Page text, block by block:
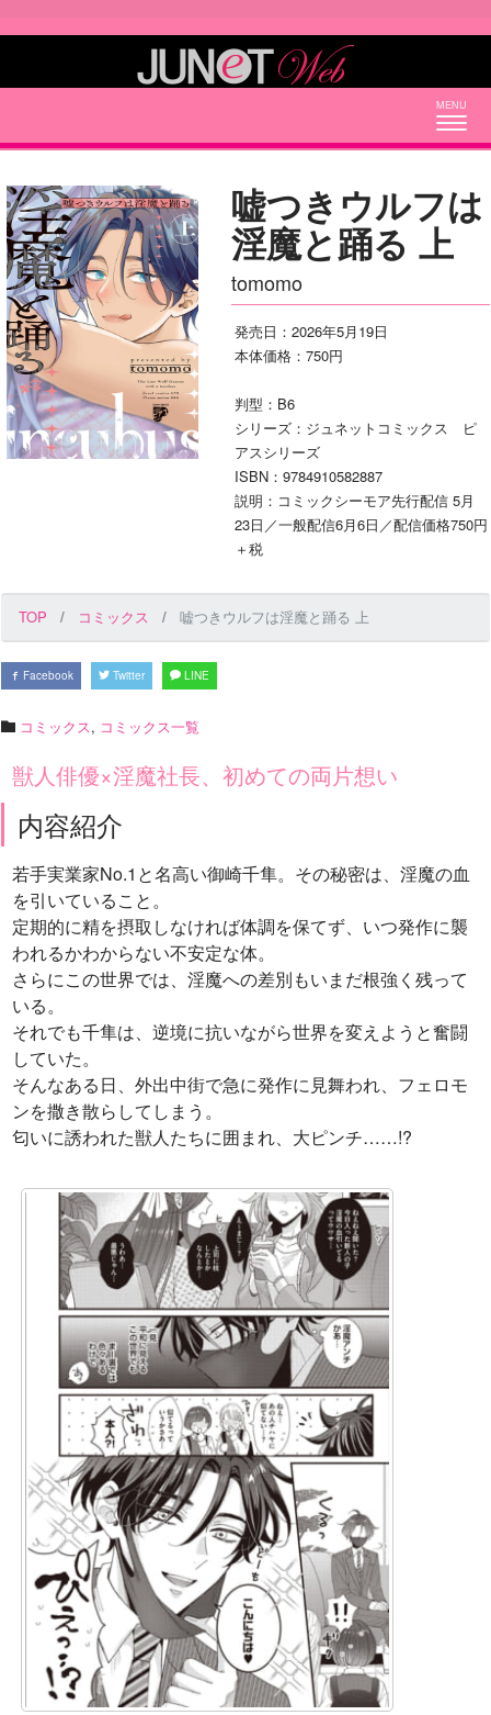
嘘つきウルフは
淫魔と踊る 上
tomomo
発売日：2026年5月19日
本体価格：750円
判型：B6
シリーズ：ジュネットコミックス ピ
アスシリーズ
ISBN：9784910582887
説明：コミックシーモア先行配信 5月
23日／一般配信6月6日／配信価格750円
＋税
TOP コミックス 嘘つきウルフは淫魔と踊る 上
Facebook Twitter LINE
コミックス, コミックス一覧
獣人俳優×淫魔社長、初めての両片想い
内容紹介
若手実業家No.1と名高い御崎千隼。その秘密は、淫魔の血
を引いていること。
定期的に精を摂取しなければ体調を保てず、いつ発作に襲
われるかわからない不安定な体。
さらにこの世界では、淫魔への差別もいまだ根強く残って
いる。
それでも千隼は、逆境に抗いながら世界を変えようと奮闘
していた。
そんなある日、外出中街で急に発作に見舞われ、フェロモ
ンを撒き散らしてしまう。
匂いに誘われた獣人たちに囲まれ、大ピンチ……!?